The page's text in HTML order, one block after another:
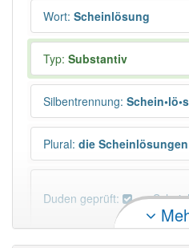
Wort: Scheinlösung
Typ: Substantiv
Silbentrennung:
Plural: die Scheinlösungen
Duden geprüft: